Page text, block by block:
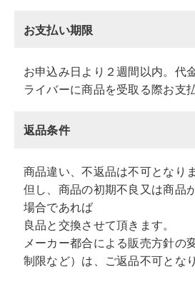
お支払い期限
お申込み日より２週間以内。代
ライバーに商品を受取る際お支
返品条件
商品違い、不返品は不可となりま
但し、商品の初期不良又は商品
場合であれば
良品と交換させて頂きます。
メーカー都合による販売方針の
制限など）は、ご返品不可となり